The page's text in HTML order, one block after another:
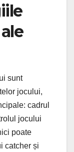
sunt
jocului,
cadrul
jocului
poate
catcher și